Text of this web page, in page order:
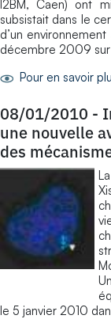
I2BM, Caen) ont
subsistait dans le
d’un
décembre 2009 sur
Pour en savoir
08/01/2010 -
une nouvelle
des
le 5 janvier 2010